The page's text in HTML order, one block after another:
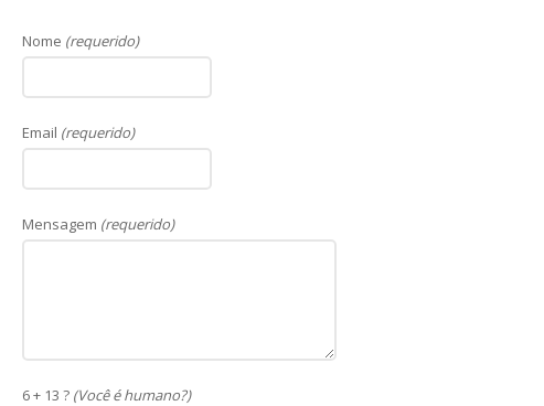
Nome (requerido)
Email (requerido)
Mensagem (requerido)
6 + 13 ? (Você é humano?)